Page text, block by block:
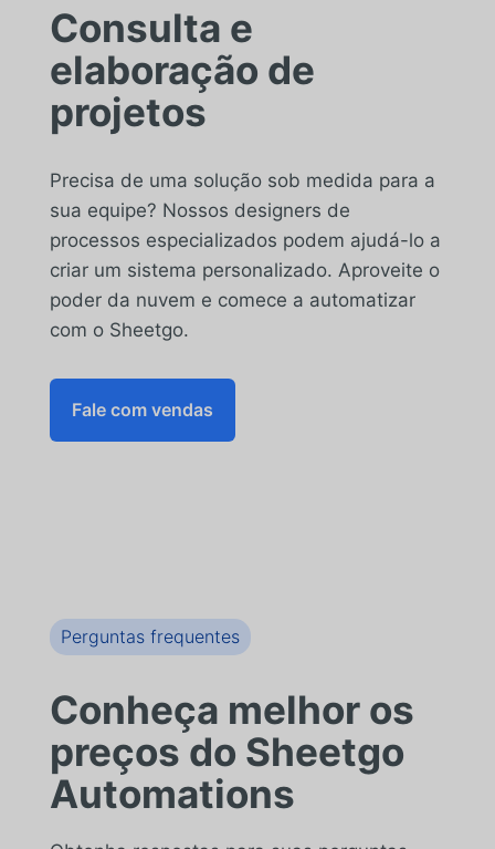
Consulta e
elaboração de
projetos
Precisa de uma solução sob medida para a
sua equipe? Nossos designers de
processos especializados podem ajudá-lo a
criar um sistema personalizado. Aproveite o
poder da nuvem e comece a automatizar
com o Sheetgo.
Fale com vendas
Perguntas frequentes
Conheça melhor os
preços do Sheetgo
Automations